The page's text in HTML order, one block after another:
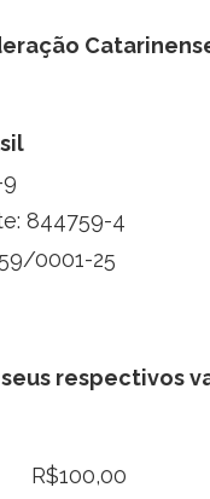
844759-4
0001-25
respectivos